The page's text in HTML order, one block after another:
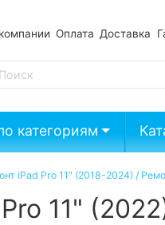
Оплата Доставка
категориям
iPad Pro 11" (2018-2024) /
11"